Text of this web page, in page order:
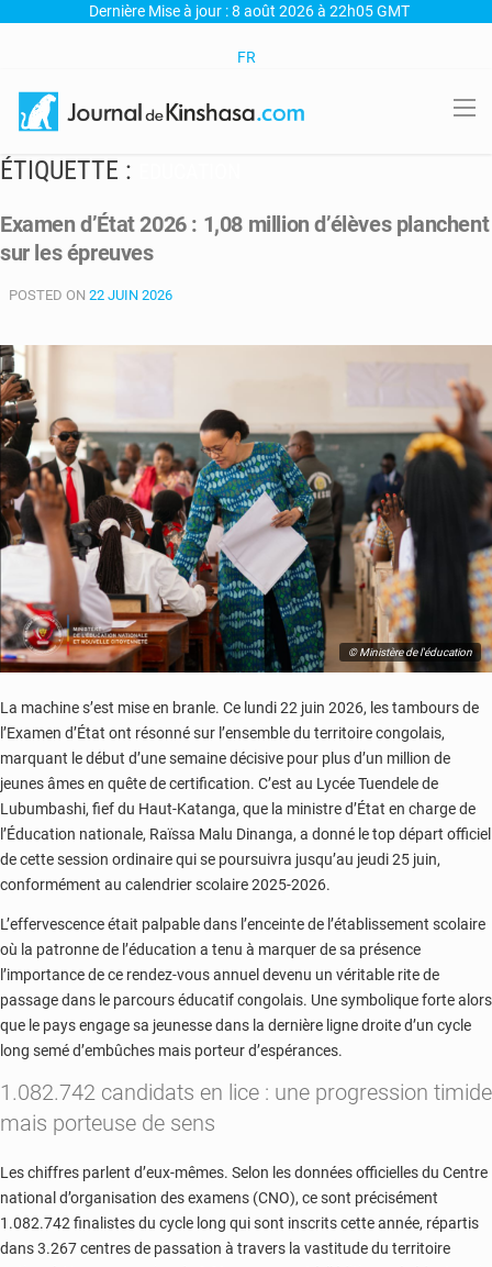
Dernière Mise à jour : 8 août 2026 à 22h05 GMT
FR
ÉTIQUETTE :
Examen d’État 2026 : 1,08 million d’élèves planchent
sur les épreuves
POSTED ON 22 JUIN 2026
© Ministère de l'éducation
La machine s’est mise en branle. Ce lundi 22 juin 2026, les tambours de
l’Examen d’État ont résonné sur l’ensemble du territoire congolais,
marquant le début d’une semaine décisive pour plus d’un million de
jeunes âmes en quête de certification. C’est au Lycée Tuendele de
Lubumbashi, fief du Haut-Katanga, que la ministre d’État en charge de
l’Éducation nationale, Raïssa Malu Dinanga, a donné le top départ officiel
de cette session ordinaire qui se poursuivra jusqu’au jeudi 25 juin,
conformément au calendrier scolaire 2025-2026.
L’effervescence était palpable dans l’enceinte de l’établissement scolaire
où la patronne de l’éducation a tenu à marquer de sa présence
l’importance de ce rendez-vous annuel devenu un véritable rite de
passage dans le parcours éducatif congolais. Une symbolique forte alors
que le pays engage sa jeunesse dans la dernière ligne droite d’un cycle
long semé d’embûches mais porteur d’espérances.
1.082.742 candidats en lice : une progression timide
mais porteuse de sens
Les chiffres parlent d’eux-mêmes. Selon les données officielles du Centre
national d’organisation des examens (CNO), ce sont précisément
1.082.742 finalistes du cycle long qui sont inscrits cette année, répartis
dans 3.267 centres de passation à travers la vastitude du territoire